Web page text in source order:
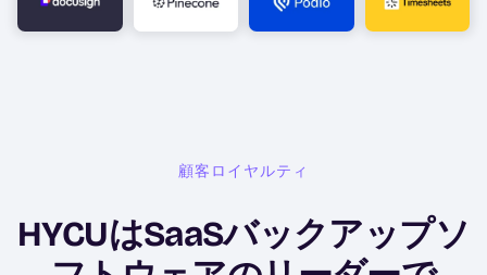
顧客ロイヤルティ
HYCUはSaaSバックアップソ